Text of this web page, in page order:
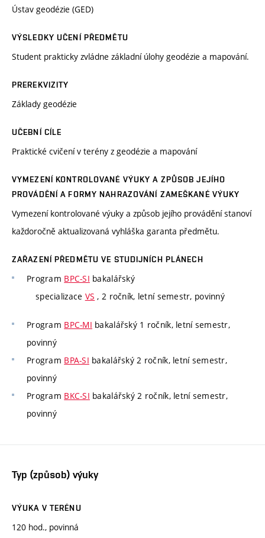
Ústav geodézie (GED)
VÝSLEDKY UČENÍ PŘEDMĚTU
Student prakticky zvládne základní úlohy geodézie a mapování.
PREREKVIZITY
Základy geodézie
UČEBNÍ CÍLE
Praktické cvičení v terény z geodézie a mapování
VYMEZENÍ KONTROLOVANÉ VÝUKY A ZPŮSOB JEJÍHO
PROVÁDĚNÍ A FORMY NAHRAZOVÁNÍ ZAMEŠKANÉ VÝUKY
Vymezení kontrolované výuky a způsob jejího provádění stanoví
každoročně aktualizovaná vyhláška garanta předmětu.
ZAŘAZENÍ PŘEDMĚTU VE STUDIJNÍCH PLÁNECH
Program BPC-SI bakalářský
specializace VS , 2 ročník, letní semestr, povinný
Program BPC-MI bakalářský 1 ročník, letní semestr,
povinný
Program BPA-SI bakalářský 2 ročník, letní semestr,
povinný
Program BKC-SI bakalářský 2 ročník, letní semestr,
povinný
Typ (způsob) výuky
VÝUKA V TERÉNU
120 hod., povinná